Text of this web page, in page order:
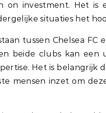
on investment. Het is
situaties het
tussen Chelsea FC
beide clubs kan een
Het is belangrijk
mensen inzet om